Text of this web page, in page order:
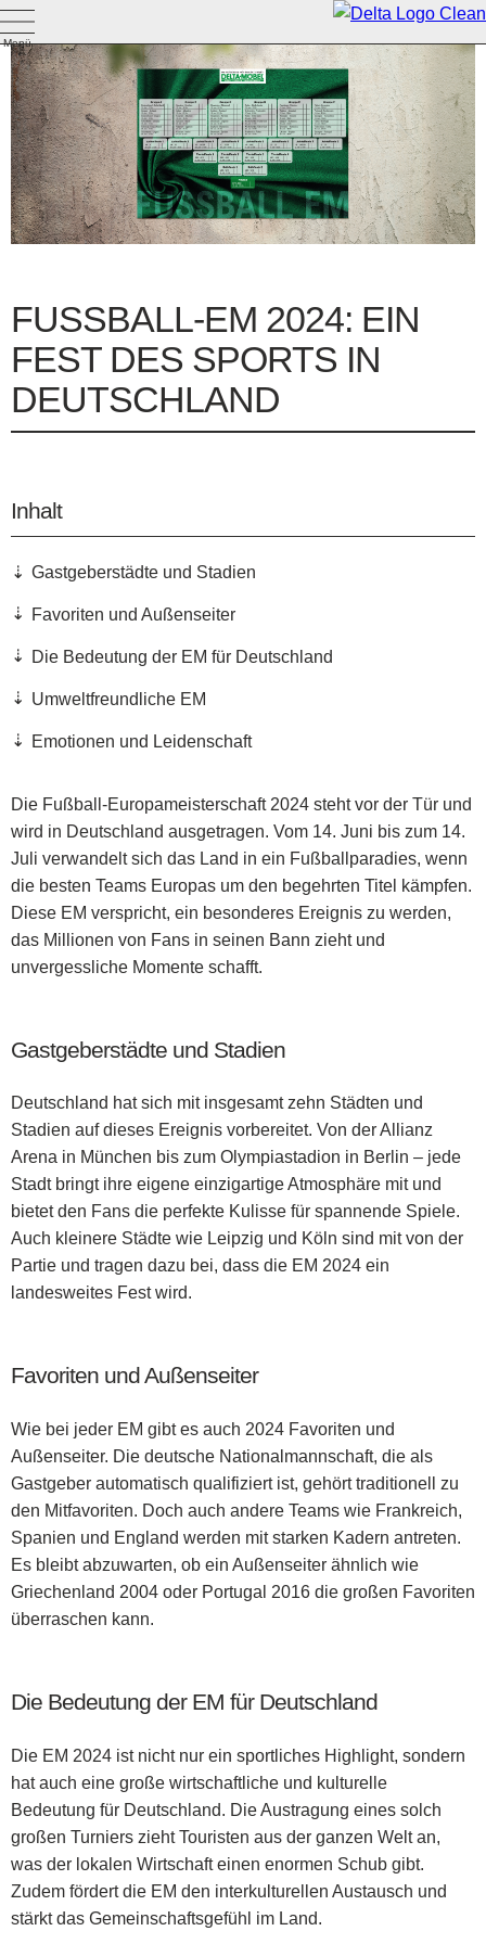
Menü
FUSSBALL-EM 2024: EIN F
EST DES SPORTS IN D
EUTSCHLAND
Inhalt
Gastgeberstädte und Stadien
Favoriten und Außenseiter
Die Bedeutung der EM für Deutschland
Umweltfreundliche EM
Emotionen und Leidenschaft
Die Fußball-Europameisterschaft 2024 steht vor der Tür und
wird in Deutschland ausgetragen. Vom 14. Juni bis zum 14.
Juli verwandelt sich das Land in ein Fußballparadies, wenn
die besten Teams Europas um den begehrten Titel kämpfen.
Diese EM verspricht, ein besonderes Ereignis zu werden,
das Millionen von Fans in seinen Bann zieht und
unvergessliche Momente schafft.
Gastgeberstädte und Stadien
Deutschland hat sich mit insgesamt zehn Städten und
Stadien auf dieses Ereignis vorbereitet. Von der Allianz
Arena in München bis zum Olympiastadion in Berlin – jede
Stadt bringt ihre eigene einzigartige Atmosphäre mit und
bietet den Fans die perfekte Kulisse für spannende Spiele.
Auch kleinere Städte wie Leipzig und Köln sind mit von der
Partie und tragen dazu bei, dass die EM 2024 ein
landesweites Fest wird.
Favoriten und Außenseiter
Wie bei jeder EM gibt es auch 2024 Favoriten und
Außenseiter. Die deutsche Nationalmannschaft, die als
Gastgeber automatisch qualifiziert ist, gehört traditionell zu
den Mitfavoriten. Doch auch andere Teams wie Frankreich,
Spanien und England werden mit starken Kadern antreten.
Es bleibt abzuwarten, ob ein Außenseiter ähnlich wie
Griechenland 2004 oder Portugal 2016 die großen Favoriten
überraschen kann.
Die Bedeutung der EM für Deutschland
Die EM 2024 ist nicht nur ein sportliches Highlight, sondern
hat auch eine große wirtschaftliche und kulturelle
Bedeutung für Deutschland. Die Austragung eines solch
großen Turniers zieht Touristen aus der ganzen Welt an,
was der lokalen Wirtschaft einen enormen Schub gibt.
Zudem fördert die EM den interkulturellen Austausch und
stärkt das Gemeinschaftsgefühl im Land.